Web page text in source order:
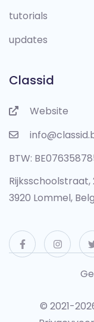
tutorials
updates
Classid
Website
BTW:
Rijksschoolstraat,
3920 Lommel,
© 2021-